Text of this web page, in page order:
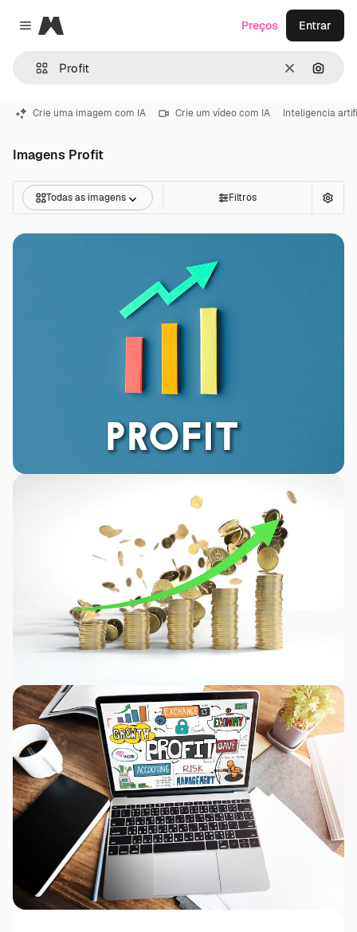
Close menu
Magnific
Limpar
Preços Entrar
Crie uma imagem com IA Crie um vídeo com IA Inteligencia
Imagens Profit
Todas as imagens Filtros